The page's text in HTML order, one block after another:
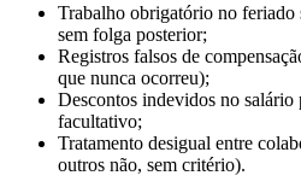
Trabalho obrigatório no feriado
sem folga posterior;
Registros falsos de
que nunca ocorreu);
Descontos indevidos no salário
facultativo;
Tratamento desigual entre
outros não, sem critério).